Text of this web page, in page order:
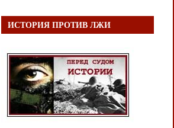
ИСТОРИЯ ПРОТИВ ЛЖИ